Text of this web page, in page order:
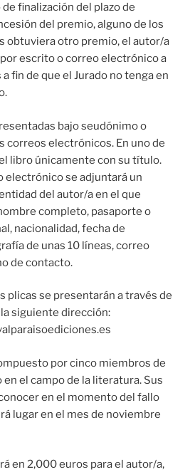
finalización del plazo de
del premio, alguno de los
obtuviera otro premio, el autor/a
escrito o correo electrónico a
fin de que el Jurado no tenga en
bajo seudónimo o
correos electrónicos. En uno de
libro únicamente con su título.
electrónico se adjuntará un
del autor/a en el que
completo, pasaporte o
nacionalidad, fecha de
de unas 10 líneas, correo
de contacto.
plicas se presentarán a través de
siguiente dirección:
por cinco miembros de
el campo de la literatura. Sus
en el momento del fallo
lugar en el mes de noviembre
en 2,000 euros para el autor/a,